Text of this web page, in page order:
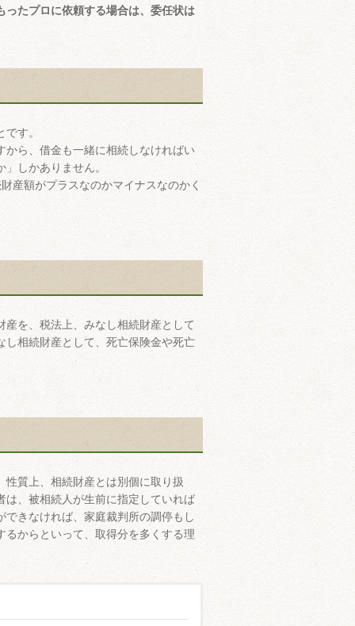
たプロに依頼する場合は、委任状は
す。
ら、借金も一緒に相続しなければい
しかありません。
産額がプラスなのかマイナスなのかく
を、税法上、みなし相続財産として
相続財産として、死亡保険金や死亡
質上、相続財産とは別個に取り扱
、被相続人が生前に指定していれば
きなければ、家庭裁判所の調停もし
からといって、取得分を多くする理